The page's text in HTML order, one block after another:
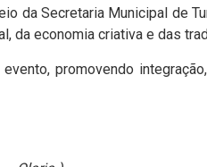
da Secretaria Municipal de
da economia criativa e das
promovendo